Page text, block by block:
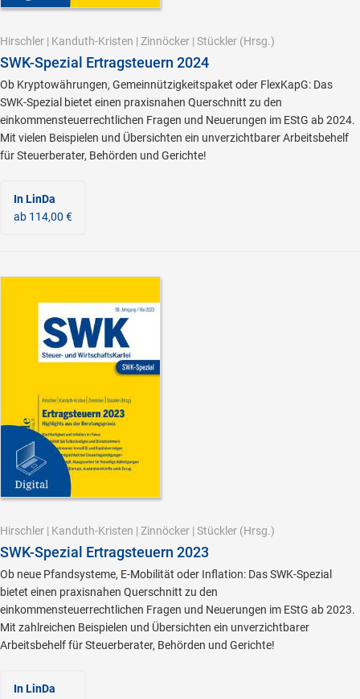
Hirschler | Kanduth-Kristen | Zinnöcker | Stückler (Hrsg.)
SWK-Spezial Ertragsteuern 2024
Ob Kryptowährungen, Gemeinnützigkeitspaket oder FlexKapG: Das
SWK-Spezial bietet einen praxisnahen Querschnitt zu den
einkommensteuerrechtlichen Fragen und Neuerungen im EStG ab 2024.
Mit vielen Beispielen und Übersichten ein unverzichtbarer Arbeitsbehelf
für Steuerberater, Behörden und Gerichte!
In LinDa
ab 114,00 €
Hirschler | Kanduth-Kristen | Zinnöcker | Stückler (Hrsg.)
SWK-Spezial Ertragsteuern 2023
Ob neue Pfandsysteme, E-Mobilität oder Inflation: Das SWK-Spezial
bietet einen praxisnahen Querschnitt zu den
einkommensteuerrechtlichen Fragen und Neuerungen im EStG ab 2023.
Mit zahlreichen Beispielen und Übersichten ein unverzichtbarer
Arbeitsbehelf für Steuerberater, Behörden und Gerichte!
In LinDa